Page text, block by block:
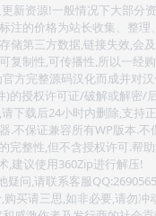
新资源!一般情况下大部分
注的价格为站长收集、整
储第三方数据,链接失效,会
复制性,可传播性,所以一经
方完整源码汉化而成并对
)的授权许可证/破解或解密/
下载后24小时内删除,支持
.不保证兼容所有WP版本.
完整性,但不含授权许可.帮
,建议使用360Zip进行解压!
疑问,请联系客服
买请三思,如非必要,请勿冲